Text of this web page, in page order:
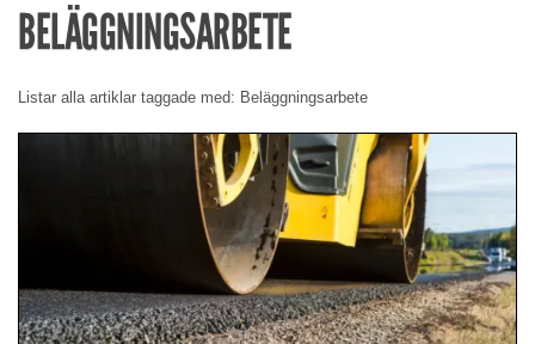
BELÄGGNINGSARBETE
Listar alla artiklar taggade med: Beläggningsarbete